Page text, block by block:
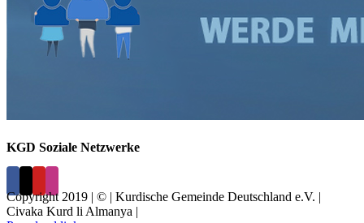
KGD Soziale Netzwerke
Copyright 2019 | © | Kurdische Gemeinde Deutschland e.V. |
Civaka Kurd li Almanya |